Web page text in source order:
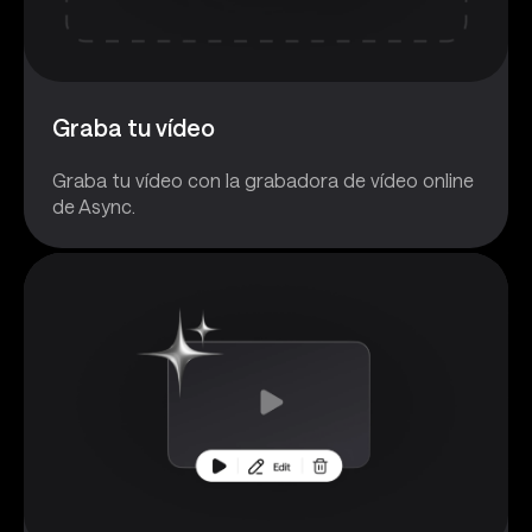
Graba tu vídeo
Graba tu vídeo con la grabadora de vídeo online
de Async.